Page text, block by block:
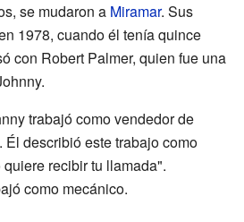
se mudaron a Miramar. Sus
1978, cuando él tenía quince
con Robert Palmer, quien fue una
trabajó como vendedor de
describió este trabajo como
recibir tu llamada".
como mecánico.